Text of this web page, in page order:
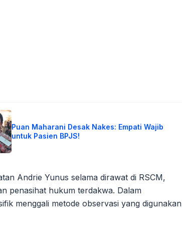
Puan Maharani Desak Nakes: Empati Wajib
untuk Pasien BPJS!
Andrie Yunus selama dirawat di RSCM,
penasihat hukum terdakwa. Dalam
menggali metode observasi yang digunakan